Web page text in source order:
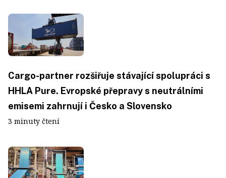
Cargo-partner rozšiřuje stávající spolupráci s
HHLA Pure. Evropské přepravy s neutrálními
emisemi zahrnují i Česko a Slovensko
3 minuty čtení